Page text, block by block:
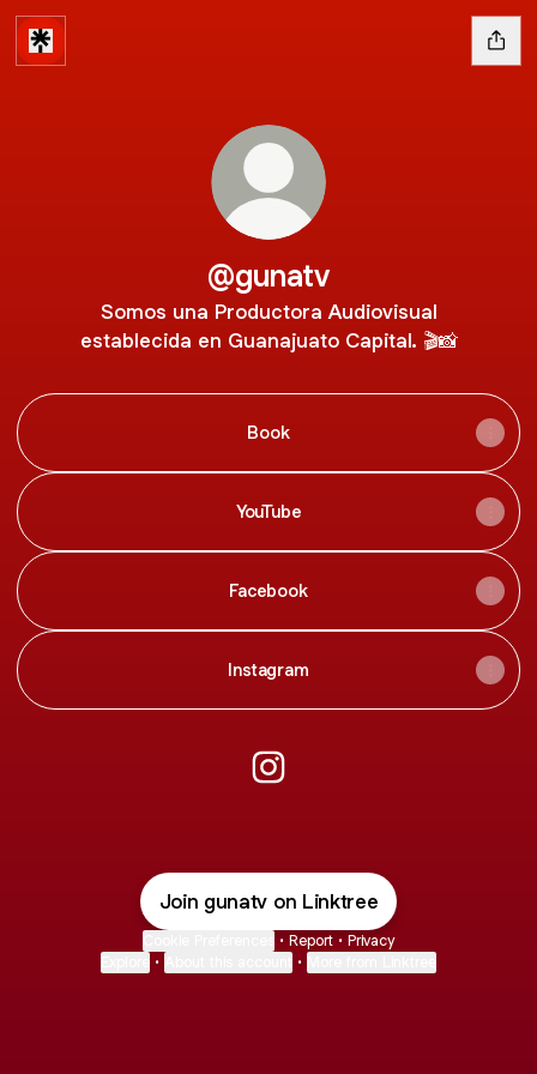
@gunatv
Somos una Productora Audiovisual
establecida en Guanajuato Capital. 🎬📸
Book
YouTube
Facebook
Instagram
Join gunatv on Linktree
• Report • Privacy
• •